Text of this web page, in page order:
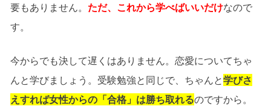
要もありません。 ただ、これから学べばいいだけなので
す。
今からでも決して遅くはありません。恋愛についてちゃ
んと学びましょう。受験勉強と同じで、ちゃんと学びさ
えすれば女性からの「合格」は勝ち取れるのですから。